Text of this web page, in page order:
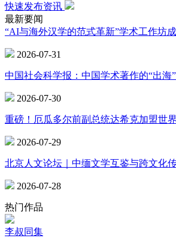
快速发布资讯
最新要闻
“AI与海外汉学的范式革新”学术工作坊
2026-07-31
中国社会科学报：中国学术著作的“出海
2026-07-30
重磅！厄瓜多尔前副总统达希克加盟世
2026-07-29
北京人文论坛｜中缅文学互鉴与跨文
2026-07-28
热门作品
李叔同集